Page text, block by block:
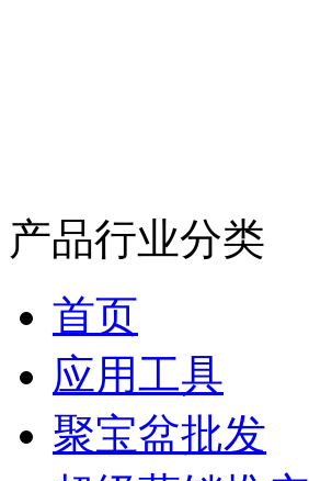
产品行业分类
首页
应用工具
聚宝盆批发